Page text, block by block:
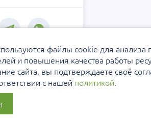
файлы cookie для анализа
и повышения качества работы
сайта, вы подтверждаете своё
с нашей политикой.